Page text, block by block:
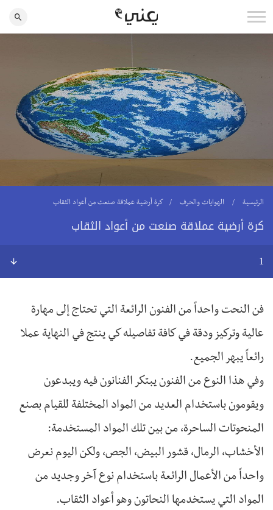
الرئيسية الهوايات والحرف كرة أرضية عملاقة صنعت من أعواد الثقاب
كرة أرضية عملاقة صنعت من أعواد الثقاب
1
فن النحت واحداً من الفنون الرائعة التي تحتاج إلى مهارة
عالية وتركيز ودقة في كافة تفاصيله كي ينتج في النهاية عملا
رائعاً يبهر الجميع.
وفي هذا النوع من الفنون يبتكر الفنانون فيه ويبدعون
ويقومون باستخدام العديد من المواد المختلفة للقيام بصنع
المنحوتات الساحرة، من بين تلك المواد المستخدمة:
الأخشاب، الرمال، قشور البيض، الجص، ولكن اليوم نعرض
واحداً من الأعمال الرائعة باستخدام نوع آخر وجديد من
المواد التي يستخدمها النحاتون وهو أعواد الثقاب.